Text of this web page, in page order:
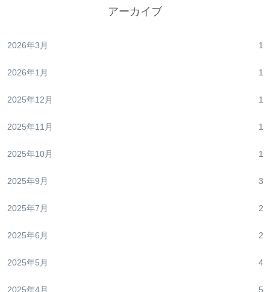
アーカイブ
2026年3月 1
2026年1月 1
2025年12月 1
2025年11月 1
2025年10月 1
2025年9月 3
2025年7月 2
2025年6月 2
2025年5月 4
2025年4月 5